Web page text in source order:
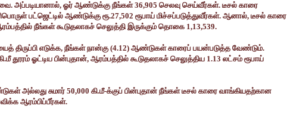
அப்படியானால், ஓர் ஆண்டுக்கு நீங்கள்36,905 செலவு செய்வீர்கள். டீசல் காரை
பட்ஜெட்டில் ஆண்டுக்கு ரூ.27,502 ரூபாய் மிச்சப்படுத்துவீர்கள். ஆனால், டீசல் காரை
நீங்கள் கூடுதலாகச் செலுத்தி இருக்கும் தொகை 1,13,539.
திருப்பி எடுக்க, நீங்கள் நான்கு (4.12) ஆண்டுகள் காரைப் பயன்படுத்த வேண்டும்.
தூரம் ஓட்டிய பின்புதான், ஆரம்பத்தில் கூடுதலாகச் செலுத்திய 1.13 லட்சம் ரூபாய்
அல்லது சுமார்50,000 கி.மீ-க்குப் பின்புதான் நீங்கள் டீசல் காரை வாங்கியதற்கான
ஆரம்பிப்பீர்கள்.